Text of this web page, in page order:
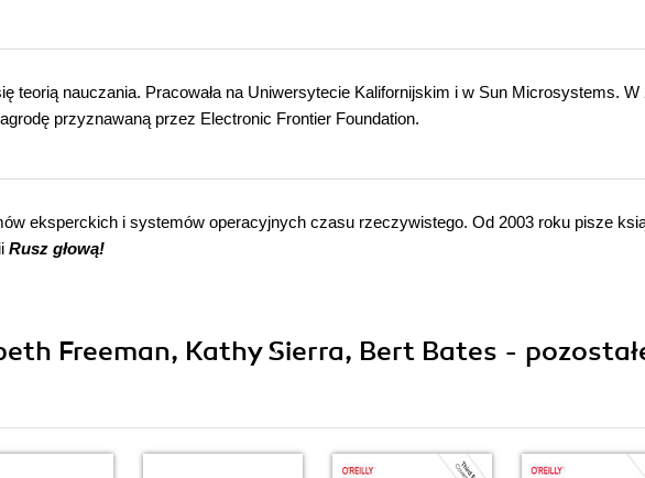
teorią nauczania. Pracowała na Uniwersytecie Kalifornijskim i w Sun Microsystems. W
przyznawaną przez Electronic Frontier Foundation.
eksperckich i systemów operacyjnych czasu rzeczywistego. Od 2003 roku pisze
Rusz głową!
Freeman, Kathy Sierra, Bert Bates -